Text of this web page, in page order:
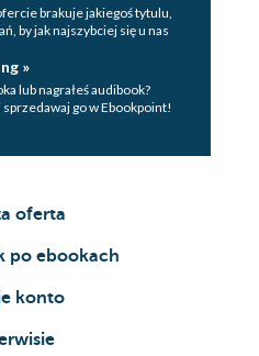
brakuje jakiegoś tytulu,
by jak najszybciej się u nas
»
lub nagrałeś audibook?
sprzedawaj go w Ebookpoint!
oferta
po ebookach
konto